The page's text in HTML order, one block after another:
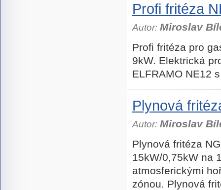
Profi fritéza
Autor: Miroslav
Profi fritéza pro
9kW. Elektrická
ELFRAMO NE12
Plynová
Autor: Miroslav
Plynová fritéza
15kW/0,75kW na
atmosferickými
zónou. Plynová